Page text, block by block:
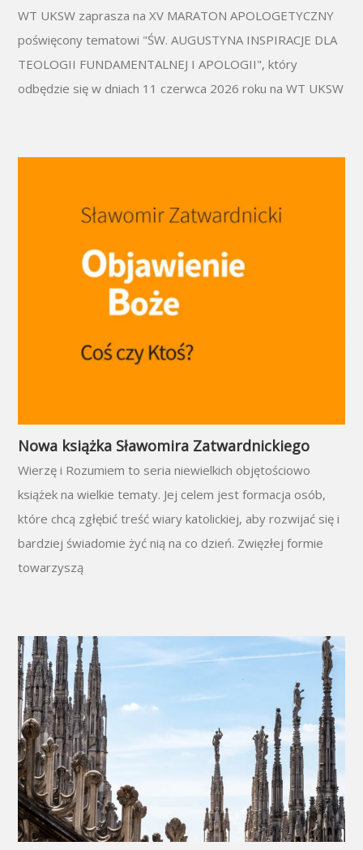
WT UKSW zaprasza na XV MARATON APOLOGETYCZNY
poświęcony tematowi "ŚW. AUGUSTYNA INSPIRACJE DLA
TEOLOGII FUNDAMENTALNEJ I APOLOGII", który
odbędzie się w dniach 11 czerwca 2026 roku na WT UKSW
Nowa książka Sławomira Zatwardnickiego
Wierzę i Rozumiem to seria niewielkich objętościowo
książek na wielkie tematy. Jej celem jest formacja osób,
które chcą zgłębić treść wiary katolickiej, aby rozwijać się i
bardziej świadomie żyć nią na co dzień. Zwięzłej formie
towarzyszą